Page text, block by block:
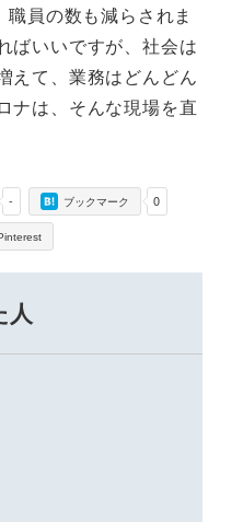
員の数も減らされま
ばいいですが、社会は
えて、業務はどんどん
ナは、そんな現場を直
- 0
ブックマーク
人